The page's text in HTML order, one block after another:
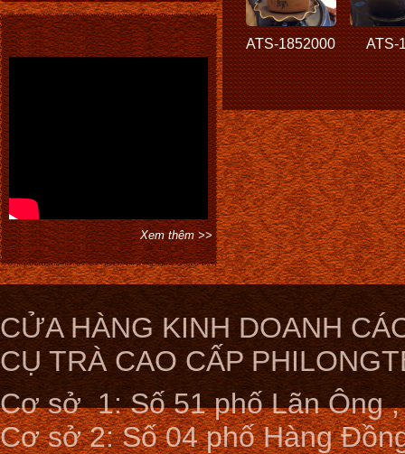
Xem thêm >>
ATS-1852000 ATS-
CỬA HÀNG KINH DOANH
CỤ TRÀ CAO CẤP
Cơ sở 1: Số 51 phố Lãn Ông
Cơ sở 2: Số 04 phố Hàng